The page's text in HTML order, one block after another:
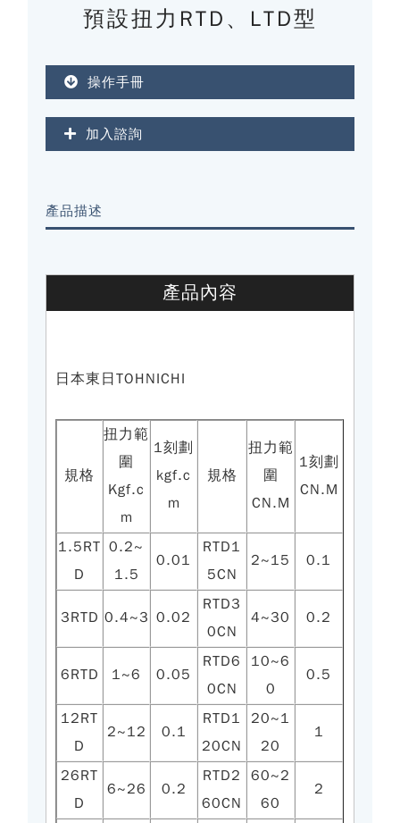
預設扭力RTD、LTD型
操作手冊
加入諮詢
產品描述
產品內容
日本東日TOHNICHI
規格
扭力範
圍
Kgf.c
m
1刻劃
kgf.c
m
規格
扭力範
圍
CN.M
1刻劃
CN.M
1.5RT
D
0.2~
1.5
0.01
RTD1
5CN
2~15 0.1
3RTD 0.4~3 0.02
RTD3
0CN
4~30 0.2
6RTD 1~6 0.05
RTD6
0CN
10~6
0
0.5
12RT
D
2~12 0.1
RTD1
20CN
20~1
20
1
26RT
D
6~26 0.2
RTD2
60CN
60~2
60
2